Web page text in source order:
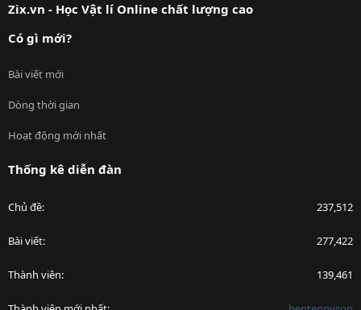
Zix.vn - Học Vật lí Online chất lượng cao
Có gì mới?
Bài viết mới
Dòng thời gian
Hoạt động mới nhất
Thống kê diễn đàn
Chủ đề 237,512
Bài viết 277,422
Thành viên 139,461